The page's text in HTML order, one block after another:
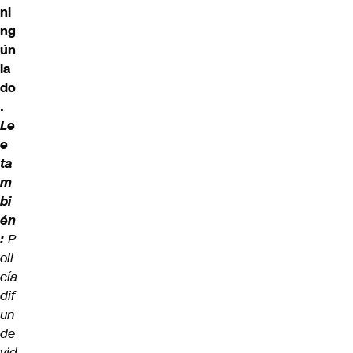
ni
ng
ún
la
do
.
Le
e
ta
m
bi
én
: P
oli
cía
dif
un
de